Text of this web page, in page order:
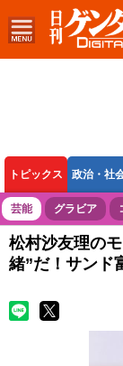
トピックス 政治・社
ボートレース 競輪
芸能 グラビア
松村沙友理の
緒”だ！サンド